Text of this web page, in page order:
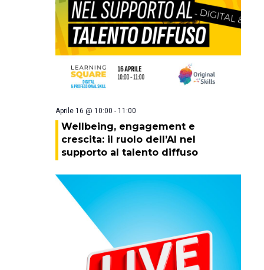
Aprile 16 @ 10:00 - 11:00
Wellbeing, engagement e
crescita: il ruolo dell’AI nel
supporto al talento diffuso